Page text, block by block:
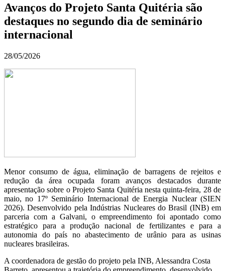
Avanços do Projeto Santa Quitéria são
destaques no segundo dia de seminário
internacional
28/05/2026
Menor consumo de água, eliminação de barragens de rejeitos e
redução da área ocupada foram avanços destacados durante
apresentação sobre o Projeto Santa Quitéria nesta quinta-feira, 28 de
maio, no 17º Seminário Internacional de Energia Nuclear (SIEN
2026). Desenvolvido pela Indústrias Nucleares do Brasil (INB) em
parceria com a Galvani, o empreendimento foi apontado como
estratégico para a produção nacional de fertilizantes e para a
autonomia do país no abastecimento de urânio para as usinas
nucleares brasileiras.
A coordenadora de gestão do projeto pela INB, Alessandra Costa